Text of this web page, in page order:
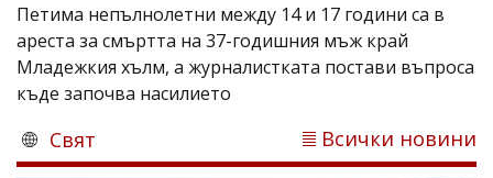
Петима непълнолетни между 14 и 17 години са в
ареста за смъртта на 37-годишния мъж край
Младежкия хълм, а журналистката постави въпроса
къде започва насилието
Свят Всички новини